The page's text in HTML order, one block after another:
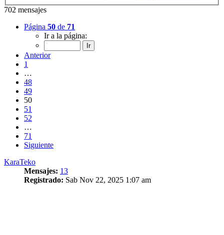
702 mensajes
Página 50 de 71
Ir a la página:
Anterior
1
…
48
49
50
51
52
…
71
Siguiente
KaraTeko
Mensajes: 13
Registrado: Sab Nov 22, 2025 1:07 am